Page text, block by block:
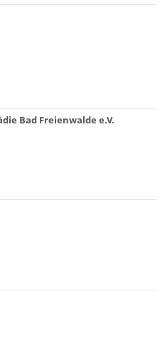
Bad Freienwalde e.V.